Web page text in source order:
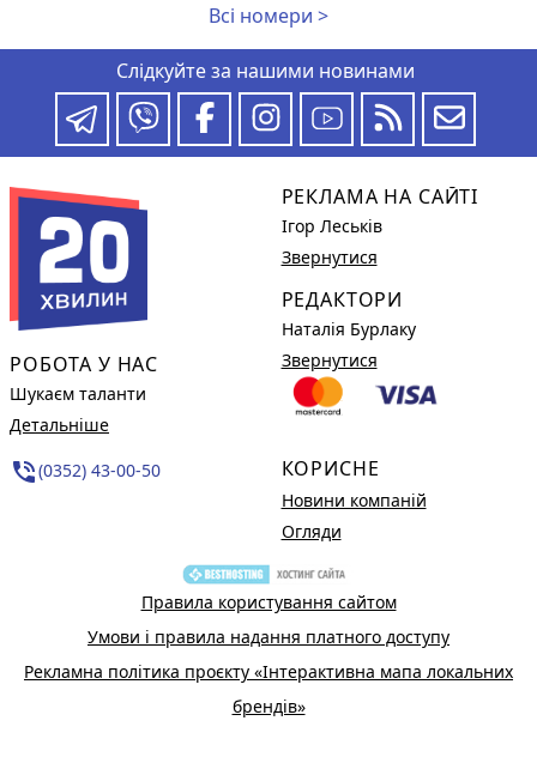
Всі номери >
Слідкуйте за нашими новинами
РОБОТА У НАС
Шукаєм таланти
Детальніше
phone_in_talk(0352) 43-00-50
РЕКЛАМА НА САЙТІ
Ігор Леськів
Звернутися
РЕДАКТОРИ
Наталія Бурлаку
Звернутися
КОРИСНЕ
Новини компаній
Огляди
Правила користування сайтом
Умови і правила надання платного доступу
Рекламна політика проєкту «Інтерактивна мапа локальних
брендів»